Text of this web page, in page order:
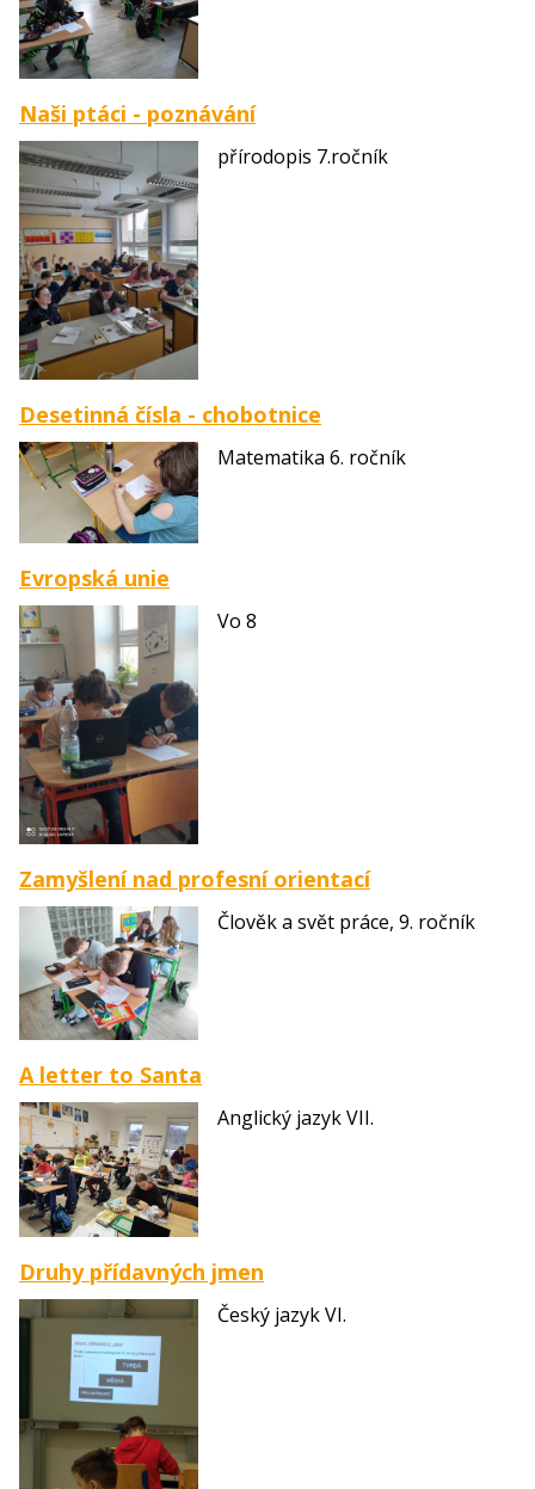
Naši ptáci - poznávání
přírodopis 7.ročník
Desetinná čísla - chobotnice
Matematika 6. ročník
Evropská unie
Vo 8
Zamyšlení nad profesní orientací
Člověk a svět práce, 9. ročník
A letter to Santa
Anglický jazyk VII.
Druhy přídavných jmen
Český jazyk VI.